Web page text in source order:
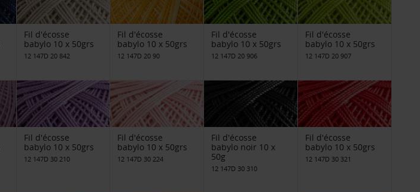
Fil d'écosse
babylo 10 x 50grs
12 147D 20 842
Fil d'écosse
babylo 10 x 50grs
12 147D 20 90
Fil d'écosse
babylo 10 x 50grs
12 147D 20 906
Fil d'écosse
babylo 10 x 50grs
12 147D 20 907
Fil d'écosse
babylo 10 x 50grs
12 147D 30 210
Fil d'écosse
babylo 10 x 50grs
12 147D 30 224
Fil d'écosse
babylo noir 10 x
50g
12 147D 30 310
Fil d'écosse
babylo 10 x 50grs
12 147D 30 321